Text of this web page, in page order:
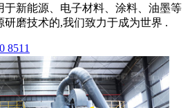
于新能源、电子材料、涂料、油墨等
研磨技术的,我们致力于成为世界 .
8511